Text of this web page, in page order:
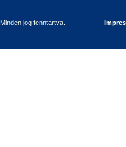
jog fenntartva.